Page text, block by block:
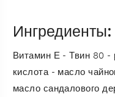
Ингредиенты:
Витамин Е - Твин 80 -
кислота - масло
масло сандалового